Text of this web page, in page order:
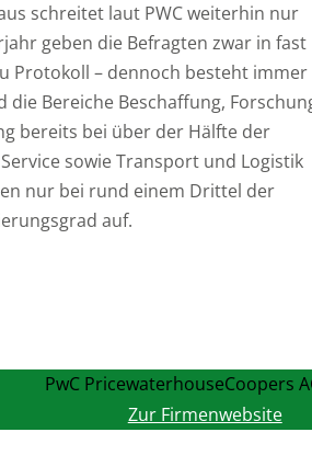
schreitet laut PWC weiterhin nur
geben die Befragten zwar in fast
Protokoll – dennoch besteht immer
Bereiche Beschaffung,
bereits bei über der Hälfte der
sowie Transport und Logistik
nur bei rund einem Drittel der
auf.
PwC PricewaterhouseCoopers
Zur Firmenwebsite